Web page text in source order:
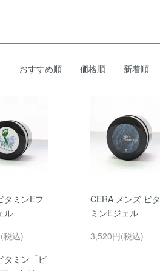
おすすめ順 価格順 新着順
タミンEフ
ル
税込)
タミン「ビ
CERA メンズ ビタ
ミンEジェル
3,520円(税込)